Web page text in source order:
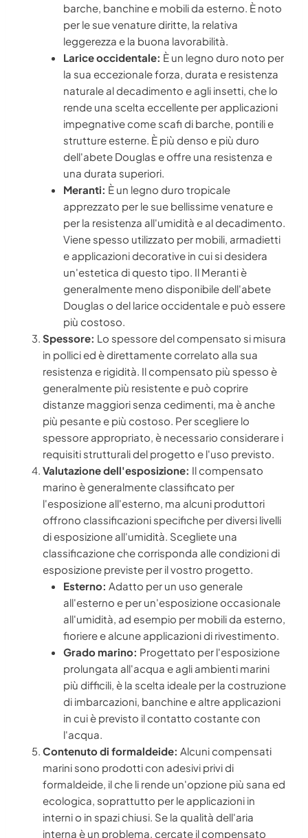
barche, banchine e mobili da esterno. È noto
per le sue venature diritte, la relativa
leggerezza e la buona lavorabilità.
Larice occidentale: È un legno duro noto per
la sua eccezionale forza, durata e resistenza
naturale al decadimento e agli insetti, che lo
rende una scelta eccellente per applicazioni
impegnative come scafi di barche, pontili e
strutture esterne. È più denso e più duro
dell'abete Douglas e offre una resistenza e
una durata superiori.
Meranti: È un legno duro tropicale
apprezzato per le sue bellissime venature e
per la resistenza all'umidità e al decadimento.
Viene spesso utilizzato per mobili, armadietti
e applicazioni decorative in cui si desidera
un'estetica di questo tipo. Il Meranti è
generalmente meno disponibile dell'abete
Douglas o del larice occidentale e può essere
più costoso.
Spessore: Lo spessore del compensato si misura
in pollici ed è direttamente correlato alla sua
resistenza e rigidità. Il compensato più spesso è
generalmente più resistente e può coprire
distanze maggiori senza cedimenti, ma è anche
più pesante e più costoso. Per scegliere lo
spessore appropriato, è necessario considerare i
requisiti strutturali del progetto e l'uso previsto.
Valutazione dell'esposizione: Il compensato
marino è generalmente classificato per
l'esposizione all'esterno, ma alcuni produttori
offrono classificazioni specifiche per diversi livelli
di esposizione all'umidità. Scegliete una
classificazione che corrisponda alle condizioni di
esposizione previste per il vostro progetto.
Esterno: Adatto per un uso generale
all'esterno e per un'esposizione occasionale
all'umidità, ad esempio per mobili da esterno,
fioriere e alcune applicazioni di rivestimento.
Grado marino: Progettato per l'esposizione
prolungata all'acqua e agli ambienti marini
più difficili, è la scelta ideale per la costruzione
di imbarcazioni, banchine e altre applicazioni
in cui è previsto il contatto costante con
l'acqua.
Contenuto di formaldeide: Alcuni compensati
marini sono prodotti con adesivi privi di
formaldeide, il che li rende un'opzione più sana ed
ecologica, soprattutto per le applicazioni in
interni o in spazi chiusi. Se la qualità dell'aria
interna è un problema, cercate il compensato